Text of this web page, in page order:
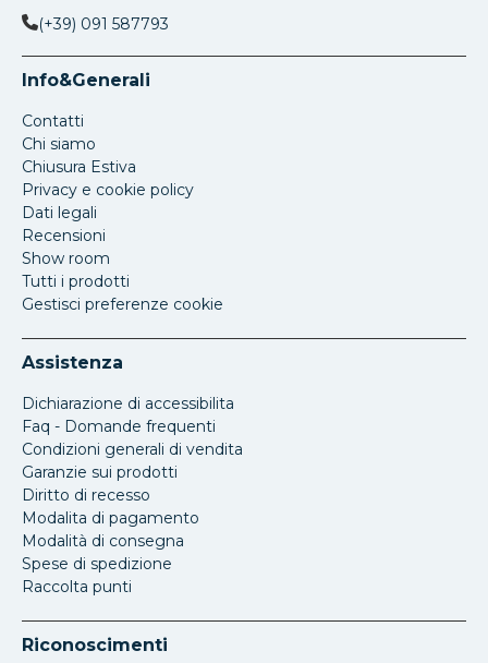
(+39) 091 587793
Info&Generali
Contatti
Chi siamo
Chiusura Estiva
Privacy e cookie policy
Dati legali
Recensioni
Show room
Tutti i prodotti
Gestisci preferenze cookie
Assistenza
Dichiarazione di accessibilita
Faq - Domande frequenti
Condizioni generali di vendita
Garanzie sui prodotti
Diritto di recesso
Modalita di pagamento
Modalità di consegna
Spese di spedizione
Raccolta punti
Riconoscimenti